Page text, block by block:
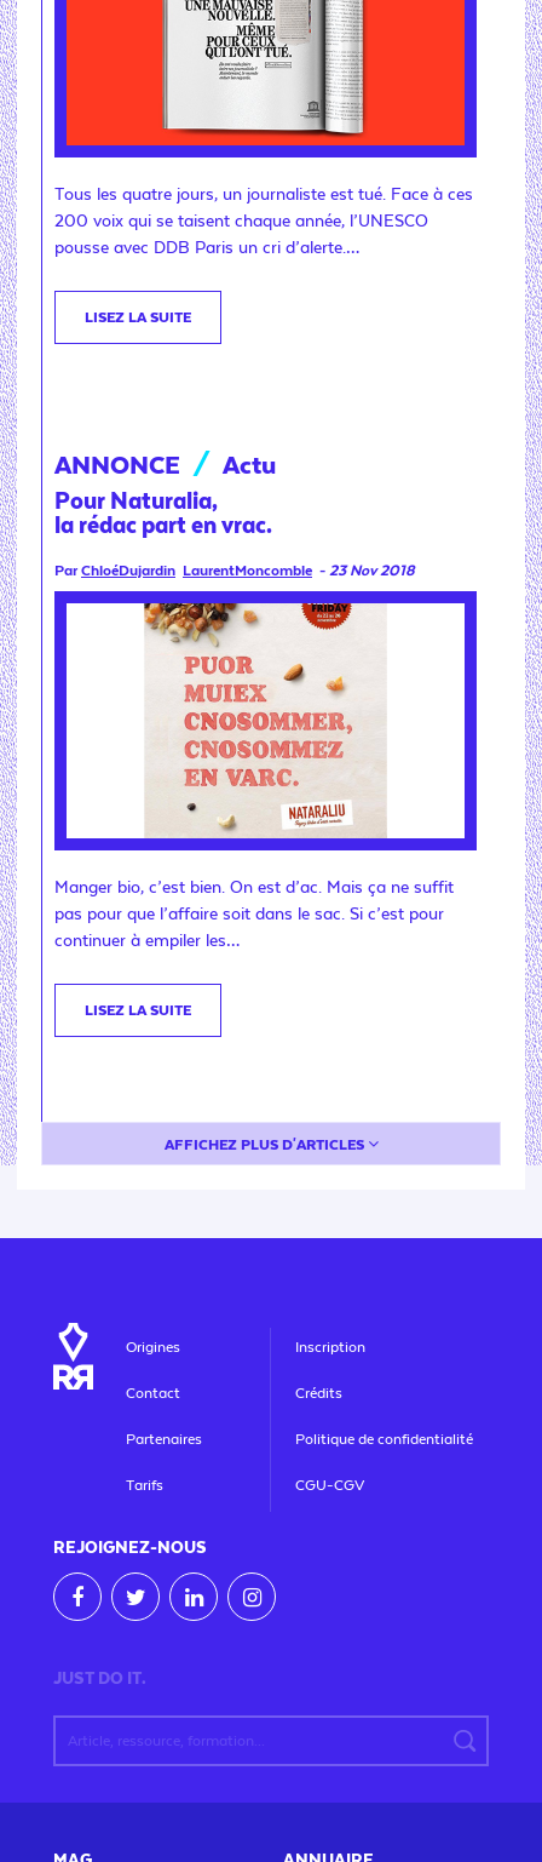
Tous les quatre jours, un journaliste est tué. Face à ces
200 voix qui se taisent chaque année, l’UNESCO
pousse avec DDB Paris un cri d’alerte.…
LISEZ LA SUITE
ANNONCE / Actu
Pour Naturalia,
la rédac part en vrac.
ParChloéDujardin LaurentMoncomble - 23 Nov 2018
Manger bio, c’est bien. On est d’ac. Mais ça ne suffit
pas pour que l’affaire soit dans le sac. Si c’est pour
continuer à empiler les…
LISEZ LA SUITE
AFFICHEZ PLUS D'ARTICLES
Origines
Contact
Partenaires
Tarifs
Inscription
Crédits
Politique de confidentialité
CGU-CGV
REJOIGNEZ-NOUS
JUST DO IT.